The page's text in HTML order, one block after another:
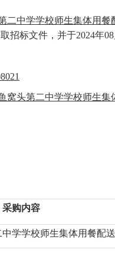
二中学学校师生集体用餐
取招标文件，并于2024年
窝头第二中学学校师生集
采购内容
学学校师生集体用餐配